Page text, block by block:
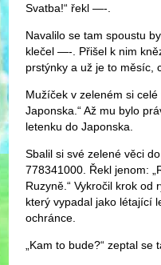
Svatba!“ řekl —-.
Navalilo se tam spoustu
klečel —-. Přišel k nim
prstýnky a už je to měsíc,
Mužíček v zeleném si
Japonska.“ Až mu bylo
letenku do Japonska.
Sbalil si své zelené věci
778341000. Řekl jenom:
Ruzyně.“ Vykročil krok od
který vypadal jako létající
ochránce.
„Kam to bude?“ zeptal se